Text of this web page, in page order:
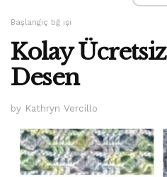
Başlangıç ​​tığ işi
Kolay
Desen
by Kathryn Vercillo